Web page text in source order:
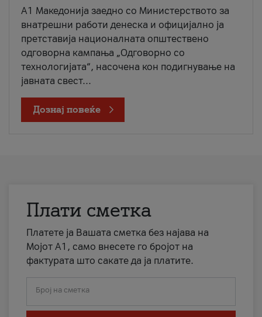
A1 Македонија заедно со Министерството за
внатрешни работи денеска и официјално ја
претставија националната општествено
одговорна кампања „Одговорно со
технологијата“, насочена кон подигнување на
јавната свест...
Дознај повеќе
Плати сметка
Платете ја Вашата сметка без најава на
Мојот А1, само внесете го бројот на
фактурата што сакате да ја платите.
Број на сметка